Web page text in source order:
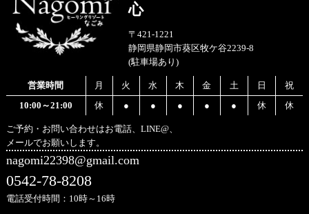
心
〒421-1221
静岡県静岡市葵区牧ケ谷2239-8
(駐車場あり)
営業時間 月 火 水 木 金 土 日
祝
10:00～21:00
休 ● ● ● ● ● 休 休
ご予約・お問い合わせはお電話、LINE@、
メールでお願いします。
nagomi22398@gmail.com
0542-78-8208
電話受付時間：10時～16時